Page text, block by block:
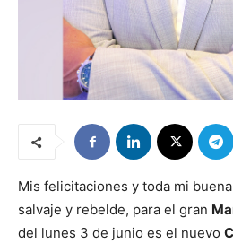
Mis felicitaciones y toda mi
salvaje y rebelde, para el gran
del lunes 3 de junio es el nuevo